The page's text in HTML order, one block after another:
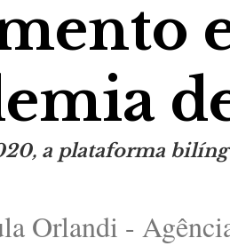
a plataforma
Orlandi -